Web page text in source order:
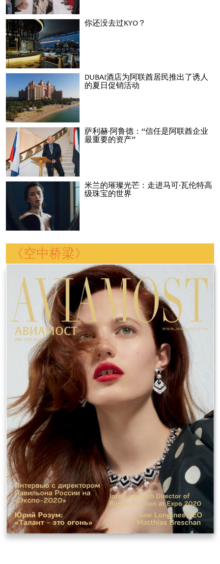
你还没去过KYO？
DUBAI酒店为阿联酋居民推出了诱人
的夏日促销活动
萨利赫·阿鲁德：“信任是阿联酋企业
最重要的资产”
米兰的璀璨光芒：走进马可·瓦伦特高
级珠宝的世界
《空中桥梁》